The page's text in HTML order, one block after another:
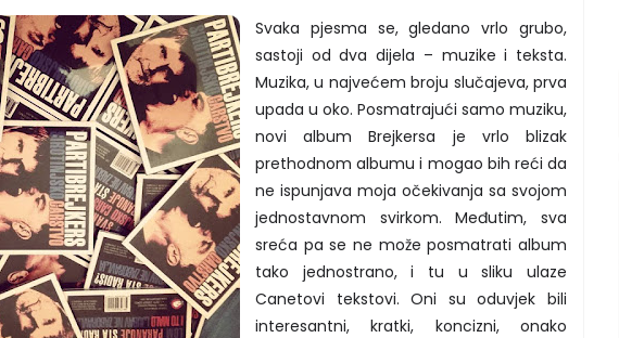
Svaka pjesma se, gledano vrlo grubo,
sastoji od dva dijela – muzike i teksta.
Muzika, u najvećem broju slučajeva, prva
upada u oko. Posmatrajući samo muziku,
novi album Brejkersa je vrlo blizak
prethodnom albumu i mogao bih reći da
ne ispunjava moja očekivanja sa svojom
jednostavnom svirkom. Međutim, sva
sreća pa se ne može posmatrati album
tako jednostrano, i tu u sliku ulaze
Canetovi tekstovi. Oni su oduvjek bili
interesantni, kratki, koncizni, onako